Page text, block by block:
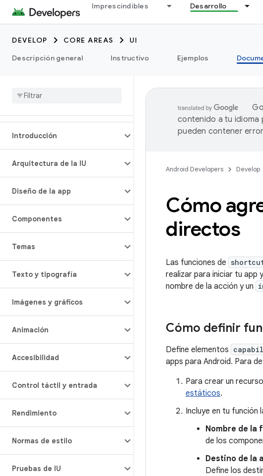
Imprescindibles Desarrollo
DEVELOP CORE AREAS
UI
Descripción general
Instructivo Ejemplos
Introducción
Arquitectura de la IU
Diseño de la app
Componentes
Temas
Texto y tipografía
Imágenes y gráficos
Animación
Accesibilidad
Control táctil y entrada
Rendimiento
Normas de estilo
Pruebas de IU
contenido a tu idioma
pueden contener
Android Developers Develop
Cómo
directos
Las funciones de
realizar para iniciar tu app
nombre de la acción y un
Cómo definir
Define elementos
apps para Android. Para
Para crear un recurso
estáticos.
Incluye en tu función
Nombre de la
de los
Destino de la
Define los